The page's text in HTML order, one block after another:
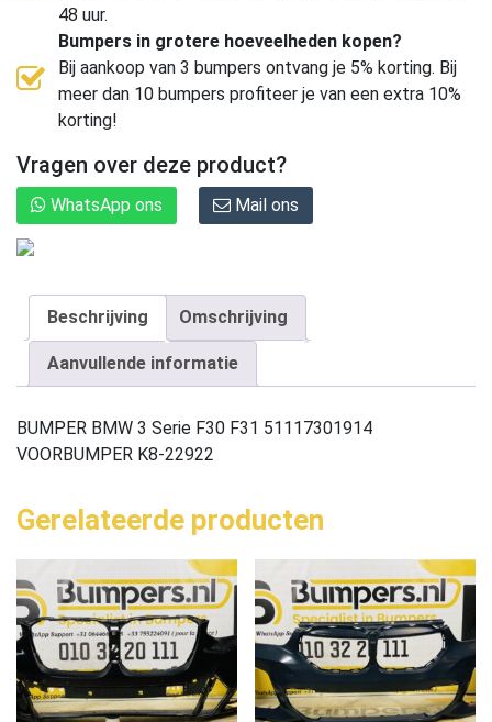
48 uur.
Bumpers in grotere hoeveelheden kopen?
Bij aankoop van 3 bumpers ontvang je 5% korting. Bij
meer dan 10 bumpers profiteer je van een extra 10%
korting!
Vragen over deze product?
WhatsApp ons Mail ons
Beschrijving Omschrijving
Aanvullende informatie
BUMPER BMW 3 Serie F30 F31 51117301914
VOORBUMPER K8-22922
Gerelateerde producten